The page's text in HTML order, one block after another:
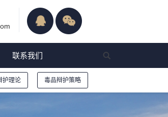
联系我们
护理论 毒品辩护策略